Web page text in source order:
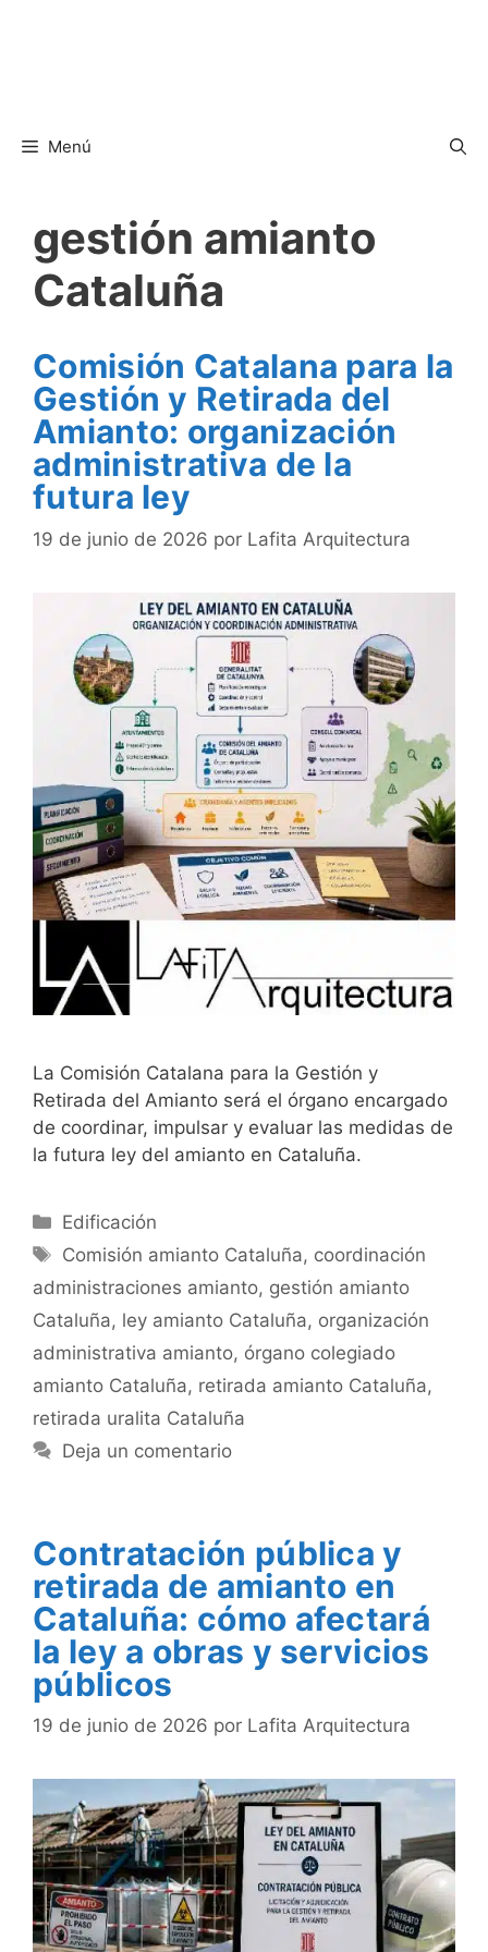
Menú
gestión amianto
Cataluña
Comisión Catalana para la
Gestión y Retirada del
Amianto: organización
administrativa de la
futura ley
19 de junio de 2026 por Lafita Arquitectura
La Comisión Catalana para la Gestión y
Retirada del Amianto será el órgano encargado
de coordinar, impulsar y evaluar las medidas de
la futura ley del amianto en Cataluña.
Categorías
Edificación
Etiquetas
Comisión amianto Cataluña, coordinación
administraciones amianto, gestión amianto
Cataluña, ley amianto Cataluña, organización
administrativa amianto, órgano colegiado
amianto Cataluña, retirada amianto Cataluña,
retirada uralita Cataluña
Deja un comentario
Contratación pública y
retirada de amianto en
Cataluña: cómo afectará
la ley a obras y servicios
públicos
19 de junio de 2026 por Lafita Arquitectura